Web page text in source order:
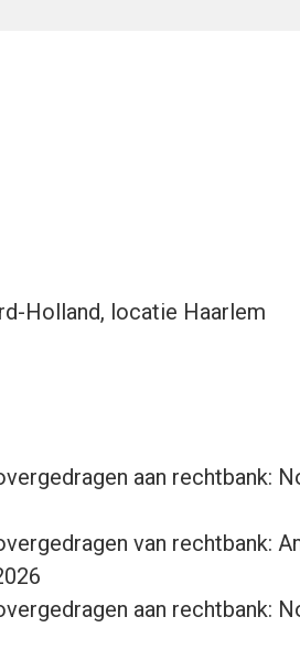
Holland, locatie Haarlem
aan rechtbank:
van rechtbank:
aan rechtbank: